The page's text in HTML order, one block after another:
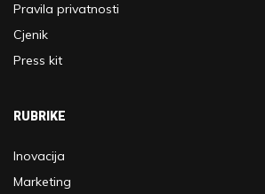
Pravila privatnosti
Cjenik
Press kit
RUBRIKE
Inovacija
Marketing